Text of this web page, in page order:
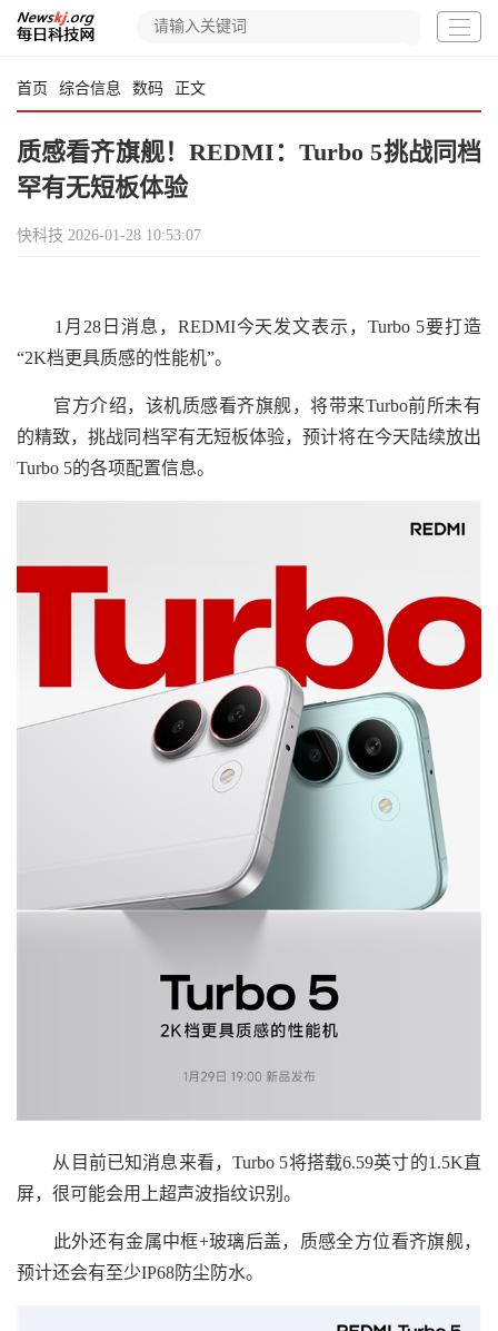
首页 综合信息 数码 正文
质感看齐旗舰！REDMI：Turbo 5挑战同档
罕有无短板体验
快科技 2026-01-28 10:53:07
1月28日消息，REDMI今天发文表示，Turbo 5要打造
“2K档更具质感的性能机”。
官方介绍，该机质感看齐旗舰，将带来Turbo前所未有
的精致，挑战同档罕有无短板体验，预计将在今天陆续放出
Turbo 5的各项配置信息。
从目前已知消息来看，Turbo 5将搭载6.59英寸的1.5K直
屏，很可能会用上超声波指纹识别。
此外还有金属中框+玻璃后盖，质感全方位看齐旗舰，
预计还会有至少IP68防尘防水。